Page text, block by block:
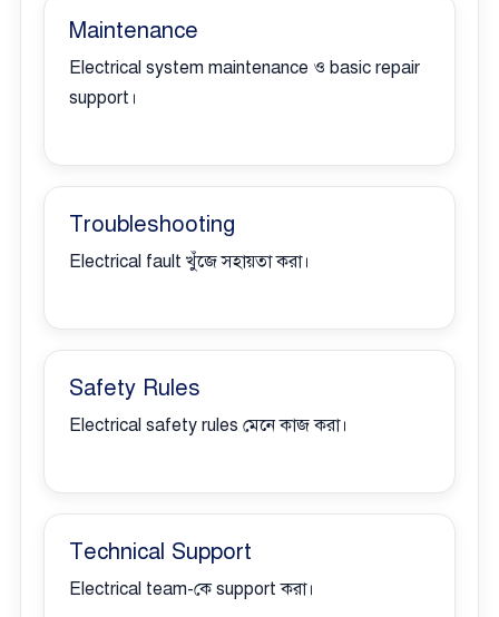
Maintenance
Electrical system maintenance ও basic repair
support।
Troubleshooting
Electrical fault খুঁজে সহায়তা করা।
Safety Rules
Electrical safety rules মেনে কাজ করা।
Technical Support
Electrical team-কে support করা।